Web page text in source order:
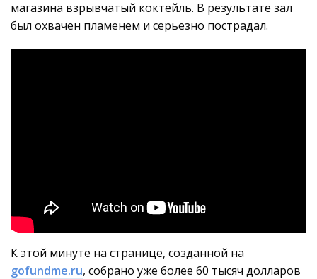
магазина взрывчатый коктейль. В результате зал
был охвачен пламенем и серьезно пострадал.
К этой минуте на странице, созданной на
gofundme.ru, собрано уже более 60 тысяч долларов